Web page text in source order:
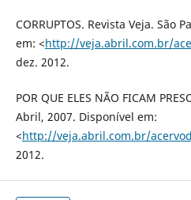
CORRUPTOS. Revista Veja. São
em: <http://veja.abril.com.br/
dez. 2012.
POR QUE ELES NÃO FICAM
Abril, 2007. Disponível em:
<http://veja.abril.com.br/
2012.